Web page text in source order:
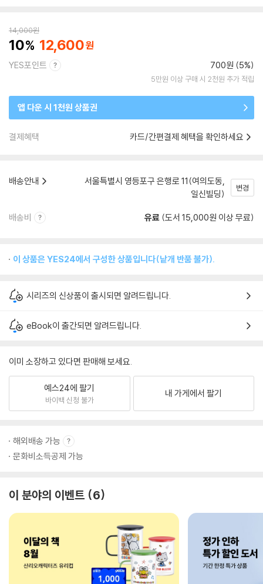
14,000원
10 12,600
YES포인트 700원 (5%)
5만원 이상 구매 시 2천원 추가 적립
앱 다운 시 1천원 상품권
결제혜택 카드/간편결제 혜택을 확인하세요
배송안내
서울특별시 영등포구 은행로 11(여의도동,
일신빌딩)
변경
배송비 유료 (도서 15,000원 이상 무료)
이 상품은 YES24에서 구성한 상품입니다(낱개 반품 불가).
시리즈의 신상품이 출시되면 알려드립니다.
eBook이 출간되면 알려드립니다.
이미 소장하고 있다면 판매해 보세요.
예스24에 팔기
바이백 신청 불가
내 가게에서 팔기
해외배송 가능
문화비소득공제 가능
이 분야의 이벤트 6